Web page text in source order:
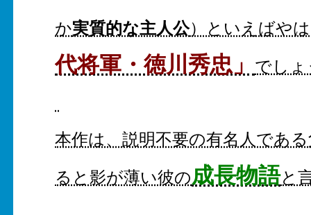
か実質的な主人公）といえばや
代将軍・徳川秀忠」 でし
本作は、説明不要の有名人であ
ると影が薄い彼の成長物語と